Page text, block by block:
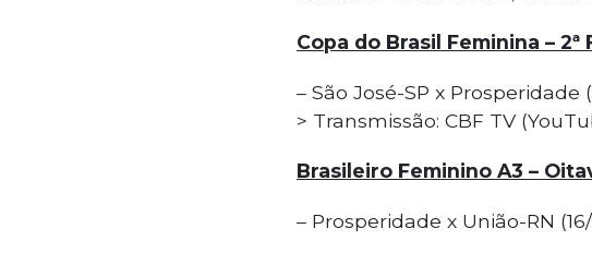
Copa do Brasil Feminina – 2ª
– São José-SP x Prosperidade
> Transmissão: CBF TV
Brasileiro Feminino A3 –
– Prosperidade x União-RN